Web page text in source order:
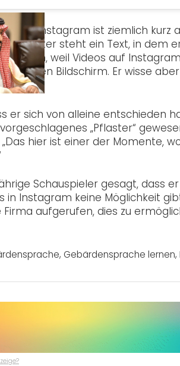
auf Instagram ist ziemlich kurz
Darunter steht ein Text, in dem
weil Videos auf
auf den Bildschirm. Er wisse
war.
er sich von alleine entschieden
„Pflaster“
hier ist einer der Momente,
Schauspieler gesagt, dass
in Instagram keine Möglichkeit
Firma aufgerufen, dies zu
, Gebärdensprache lernen,